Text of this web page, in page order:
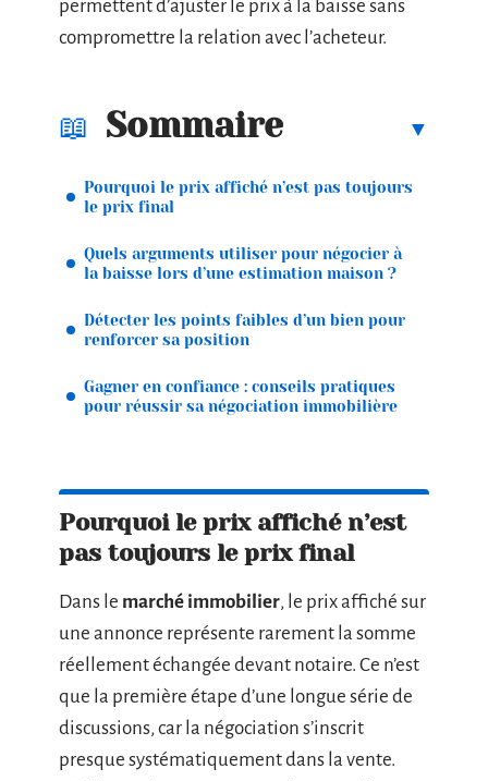
permettent d’ajuster le prix à la baisse sans
compromettre la relation avec l’acheteur.
Sommaire
Pourquoi le prix affiché n’est pas toujours
le prix final
Quels arguments utiliser pour négocier à
la baisse lors d’une estimation maison ?
Détecter les points faibles d’un bien pour
renforcer sa position
Gagner en confiance : conseils pratiques
pour réussir sa négociation immobilière
Pourquoi le prix affiché n’est
pas toujours le prix final
Dans le marché immobilier, le prix affiché sur
une annonce représente rarement la somme
réellement échangée devant notaire. Ce n’est
que la première étape d’une longue série de
discussions, car la négociation s’inscrit
presque systématiquement dans la vente.